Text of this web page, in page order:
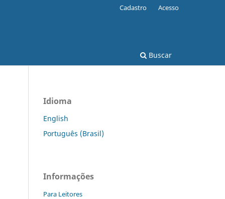
Buscar
Cadastro Acesso
Idioma
English
Português (Brasil)
Informações
Para Leitores